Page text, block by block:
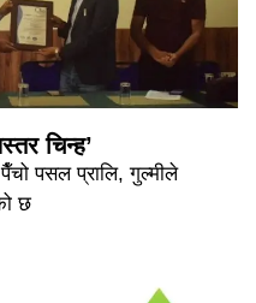
चिन्ह’
पसल प्रालि, गुल्मीले
छ